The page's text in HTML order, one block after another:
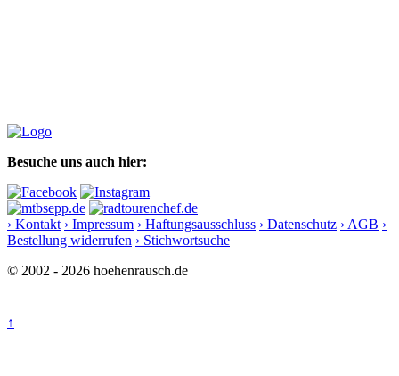
Besuche uns auch hier:
› Kontakt › Impressum › Haftungsausschluss › Datenschutz › AGB ›
Bestellung widerrufen › Stichwortsuche
© 2002 - 2026 hoehenrausch.de
↑